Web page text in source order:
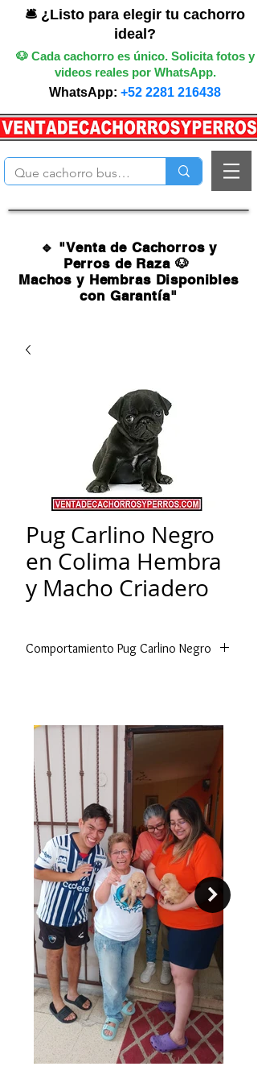
🛎️ ¿Listo para elegir tu cachorro
ideal?
🐶 Cada cachorro es único. Solicita fotos y
videos reales por WhatsApp.
WhatsApp: +52 2281 216438
🔹 "Venta de Cachorros y
Perros de Raza 🐶
Machos y Hembras Disponibles
con Garantía"
Pug Carlino Negro
en Colima Hembra
y Macho Criadero
Comportamiento Pug Carlino Negro
tres los presenta en estado de
reposo. Generalmente el can Pug se
muestra de gesto triste, cansado e
inactivo, pero sus acciones son
contrarias a esto y mantienen gran
parte del día activo, le gusta estar en
compañía de otros y están siempre
alegres.